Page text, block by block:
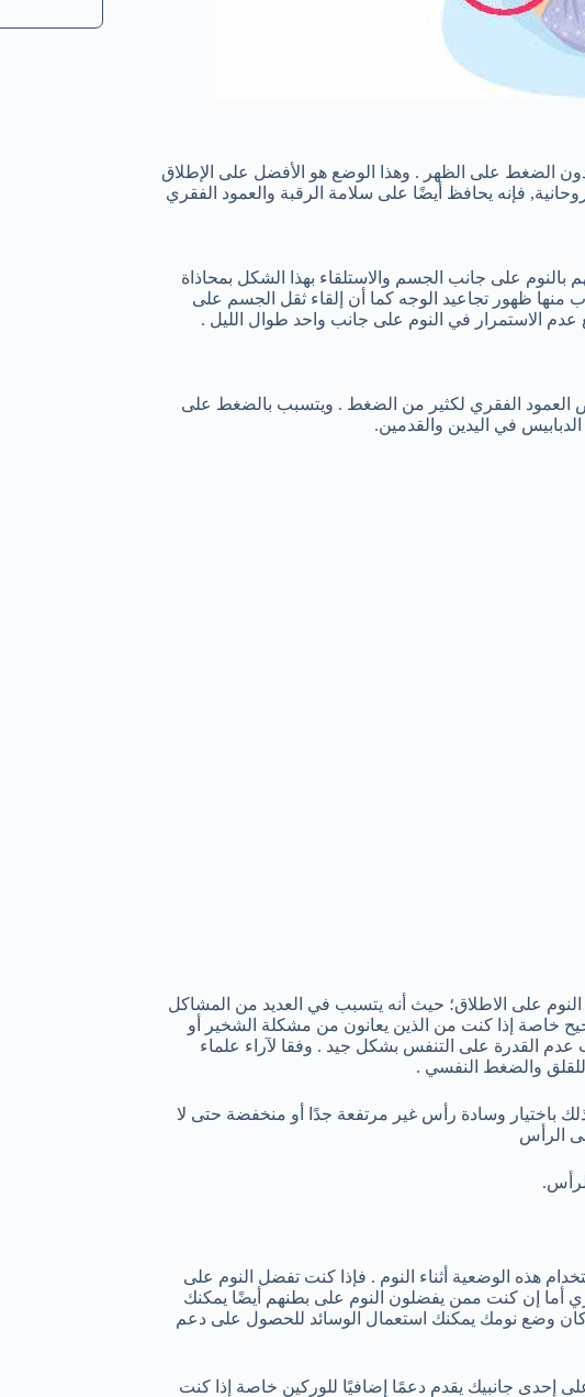
الضغط على الظهر . وهذا الوضع هو الأفضل على الإطلاق
بالنوم على جانب الجسم والاستلقاء بهذا الشكل بمحاذاة
منها ظهور تجاعيد الوجه كما أن إلقاء ثقل الجسم على
الاستمرار في النوم على جانب واحد طوال الليل .
العمود الفقري لكثير من الضغط . ويتسبب بالضغط على
في اليدين والقدمين.
على الاطلاق؛ حيث أنه يتسبب في العديد من المشاكل
خاصة إذا كنت من الذين يعانون من مشكلة الشخير أو
القدرة على التنفس بشكل جيد . وفقا لآراء علماء
للقلق والضغط النفسي .
باختيار وسادة رأس غير مرتفعة جدًا أو منخفضة حتى لا
الرأس
هذه الوضعية أثناء النوم . فإذا كنت تفضل النوم على
أما إن كنت ممن يفضلون النوم على بطنهم أيضًا يمكنك
وضع نومك يمكنك استعمال الوسائد للحصول على دعم
إحدى جانبيك يقدم دعمًا إضافيًا للوركين خاصة إذا كنت